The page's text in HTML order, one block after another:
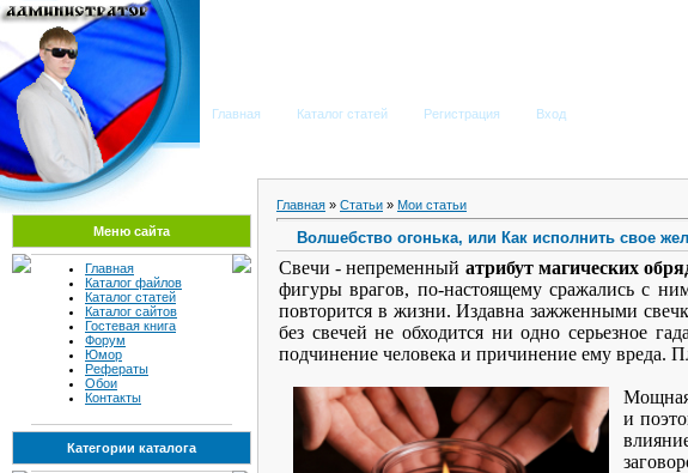
Главная Каталог статей Регистрация Вход
Меню сайта
Главная
Каталог файлов
Каталог статей
Каталог сайтов
Гостевая книга
Форум
Юмор
Рефераты
Обои
Контакты
Категории каталога
Главная » Статьи » Мои статьи
Волшебство огонька, или Как исполнить свое
Свечи - непременный атрибут магических
фигуры врагов, по-настоящему сражались с
повторится в жизни. Издавна зажженными
без свечей не обходится ни одно серьезное
подчинение человека и причинение ему вреда.
и